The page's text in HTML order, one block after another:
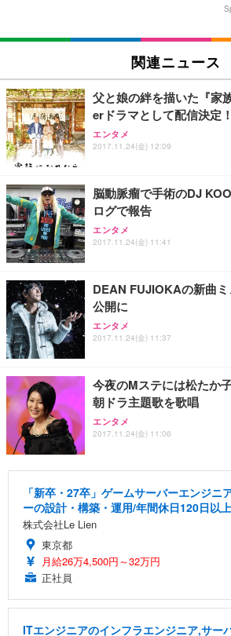
関連ニュース
父と娘の絆を描いた『家
erドラマとして配信決定！
エンタメ
2017.11.24(金) 12:09
脳動脈瘤で手術のDJ
ログで報告
エンタメ
2017.11.24(金) 11:41
DEAN FUJIOKAの新曲
公開に
エンタメ
2017.11.24(金) 11:37
今夜のMステには松たか
朝ドラ主題歌を歌唱
エンタメ
2017.11.24(金) 11:06
「新卒・27卒」ゲームサーバーエンジニ
ーの設計・構築・運用/年間休日120日以上
株式会社Le Lien
東京都
月給26万4,500円～32万円
正社員
ITエンジニアのインフラエンジニア,サー